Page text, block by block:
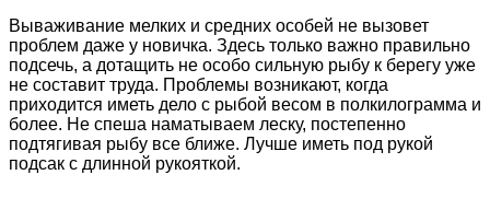
Вываживание мелких и средних особей не вызовет
проблем даже у новичка. Здесь только важно правильно
подсечь, а дотащить не особо сильную рыбу к берегу уже
не составит труда. Проблемы возникают, когда
приходится иметь дело с рыбой весом в полкилограмма и
более. Не спеша наматываем леску, постепенно
подтягивая рыбу все ближе. Лучше иметь под рукой
подсак с длинной рукояткой.